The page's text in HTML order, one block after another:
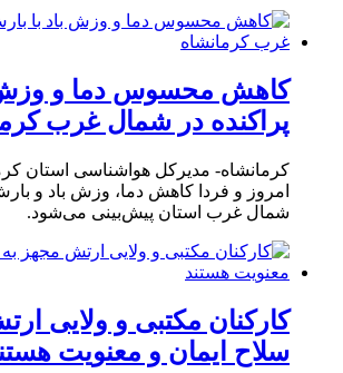
کاهش محسوس دما و وزش
پراکنده در شمال غرب
کرمانشاه- مدیرکل هواشناسی استان
امروز و فردا کاهش دما، وزش باد و
شمال غرب استان پیش‌بینی می‌شود.
کارکنان مکتبی و ولایی
سلاح ایمان و معنویت